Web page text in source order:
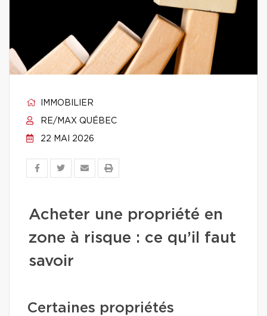
IMMOBILIER
RE/MAX QUÉBEC
22 MAI 2026
Acheter une propriété en
zone à risque : ce qu’il faut
savoir
Certaines propriétés